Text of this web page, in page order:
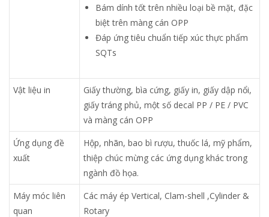
Bám dính tốt trên nhiều loại bề mặt, đặc
biệt trên màng cán OPP
Đáp ứng tiêu chuẩn tiếp xúc thực phẩm
SQTs
Vật liệu in
Giấy thường, bìa cứng, giấy in, giấy dập nổi,
giấy tráng phủ, một số decal PP / PE / PVC
và màng cán OPP
Ứng dụng đề
xuất
Hộp, nhãn, bao bì rượu, thuốc lá, mỹ phẩm,
thiệp chúc mừng các ứng dụng khác trong
ngành đồ họa.
Máy móc liên
quan
Các máy ép Vertical, Clam-shell ,Cylinder &
Rotary